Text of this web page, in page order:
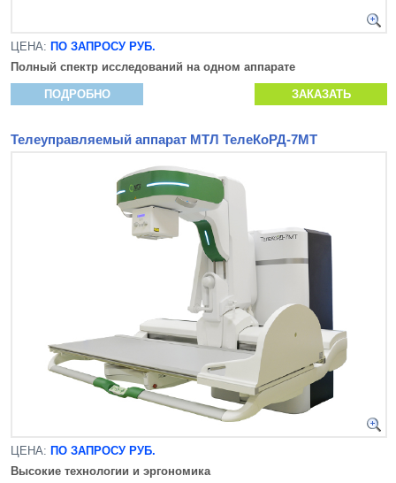
ЦЕНА: ПО ЗАПРОСУ РУБ.
Полный спектр исследований на одном аппарате
ПОДРОБНО ЗАКАЗАТЬ
Телеуправляемый аппарат МТЛ ТелеКоРД-7МТ
ЦЕНА: ПО ЗАПРОСУ РУБ.
Высокие технологии и эргономика